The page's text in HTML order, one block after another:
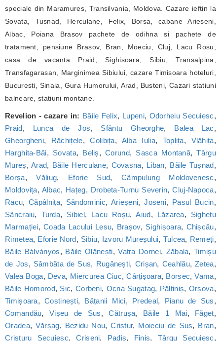
speciale din Maramures, Transilvania, Moldova. Cazare ieftin la
Sovata, Tusnad, Herculane, Felix, Borsa, cabane Arieseni,
Albac, Poiana Brasov pachete de odihna si pachete de
tratament, pensiune Brasov, Bran, Moeciu, Cluj, Lacu Rosu,
casa de vacanta Praid, Sighisoara, Sibiu, Transalpina,
Transfagarasan, Marginimea Sibiului, cazare Timisoara hoteluri,
Bucuresti, Sinaia, Gura Humorului, Arad, Busteni, Cazari statiuni
balneare, statiuni montane.
Revelion - cazare in: Băile Felix, Lupeni, Odorheiu Secuiesc,
Praid, Lunca de Jos, Sfântu Gheorghe, Balea Lac,
Gheorgheni, Răchițele,Colibița, Alba Iulia, Toplița, Vlăhița,
Harghita-Băi, Sovata, Beliș,Corund, Sasca Montană,Târgu
Mureș, Arad, Băile Herculane, Covasna, Liban, Băile Tușnad,
Borșa,Văliug, Eforie Sud,Câmpulung Moldovenesc,
Moldovița, Albac, Hațeg, Drobeta-Turnu Severin,Cluj-Napoca,
Racu,Căpâlnița, Sândominic, Arieșeni,Joseni, Pasul Bucin,
Sâncraiu, Turda, Sibiel, Lacu Roșu,Aiud, Lăzarea, Sighetu
Marmației,Coada Lacului Lesu, Brașov, Sighișoara, Chișcău,
Rimetea, Eforie Nord, Sibiu, Izvoru Mureșului, Tulcea, Remeți,
Băile Bálványos, Băile Olănești,Vatra Dornei, Zăbala,Timișu
de Jos, Sâmbăta de Sus, Rugănești, Crișan, Ceahlău,Zetea,
Valea Boga, Deva, Miercurea Ciuc,Cârțișoara, Borsec,Vama,
Băile Homorod, Sic, Corbeni, Ocna Șugatag, Păltiniș, Orșova,
Timișoara,Costinești, Bățanii Mici, Predeal, Pianu de Sus,
Comandău,Vișeu de Sus,Cătrușa, Băile 1 Mai, Făget,
Oradea, Vărșag, Bezidu Nou,Cristur, Moieciu de Sus, Bran,
Cristuru Secuiesc,Crișeni, Padis, Finiș, Târgu Secuiesc,